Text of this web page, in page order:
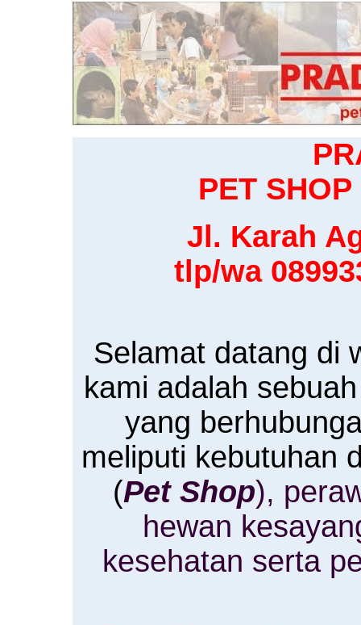
PET
Jl. Karah
tlp/wa
Selamat datang di
kami adalah
yang
meliputi kebutuhan
(Pet Shop),
hewan
kesehatan serta